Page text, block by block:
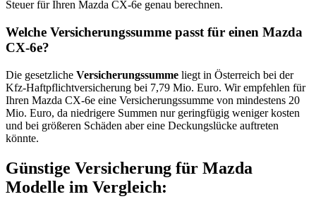
Steuer für Ihren Mazda CX-6e genau berechnen.
Welche Versicherungssumme passt für einen Mazda
CX-6e?
Die gesetzliche Versicherungssumme liegt in Österreich bei der
Kfz-Haftpflichtversicherung bei 7,79 Mio. Euro. Wir empfehlen für
Ihren Mazda CX-6e eine Versicherungssumme von mindestens 20
Mio. Euro, da niedrigere Summen nur geringfügig weniger kosten
und bei größeren Schäden aber eine Deckungslücke auftreten
könnte.
Günstige Versicherung für Mazda
Modelle im Vergleich: